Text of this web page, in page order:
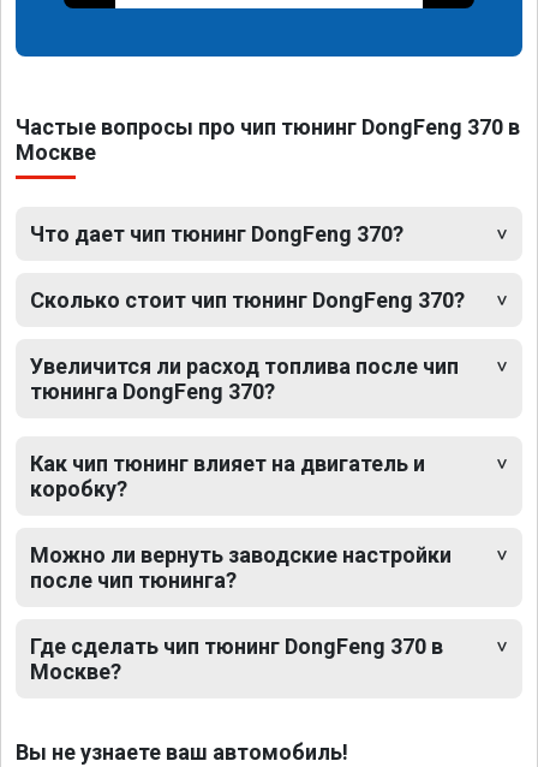
Частые вопросы про чип тюнинг DongFeng 370 в
Москве
Что дает чип тюнинг DongFeng 370?
Сколько стоит чип тюнинг DongFeng 370?
Увеличится ли расход топлива после чип
тюнинга DongFeng 370?
Как чип тюнинг влияет на двигатель и
коробку?
Можно ли вернуть заводские настройки
после чип тюнинга?
Где сделать чип тюнинг DongFeng 370 в
Москве?
Вы не узнаете ваш автомобиль!